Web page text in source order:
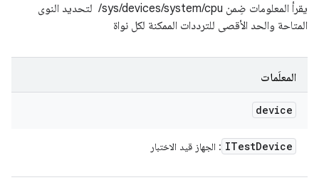
يقرأ المعلومات ضِمن ‎ /sys/devices/system/cpu لتحديد النوى
المتاحة والحد الأقصى للترددات الممكنة لكل نواة
المعلَمات
device
ITestDevice : الجهاز قيد الاختبار